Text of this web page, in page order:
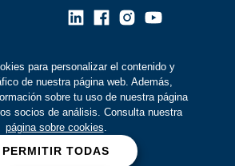
para personalizar el contenido y
de nuestra página web. Además,
sobre tu uso de nuestra página
socios de análisis. Consulta nuestra
página sobre cookies.
PERMITIR TODAS